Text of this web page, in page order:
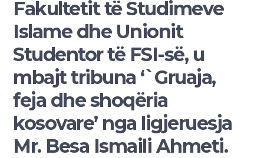
Fakultetit të Studimeve
Islame dhe Unionit
Studentor të FSI-së, u
mbajt tribuna ‘`Gruaja,
feja dhe shoqëria
kosovare’ nga ligjeruesja
Mr. Besa Ismaili Ahmeti.